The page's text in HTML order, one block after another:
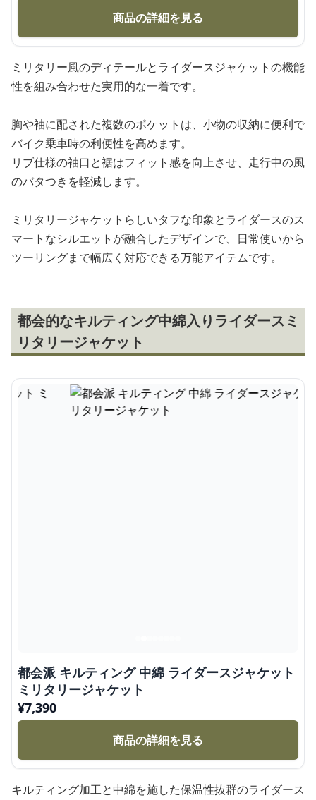
商品の詳細を見る
ミリタリー風のディテールとライダースジャケットの機能
性を組み合わせた実用的な一着です。
胸や袖に配された複数のポケットは、小物の収納に便利で
バイク乗車時の利便性を高めます。
リブ仕様の袖口と裾はフィット感を向上させ、走行中の風
のバタつきを軽減します。
ミリタリージャケットらしいタフな印象とライダースのス
マートなシルエットが融合したデザインで、日常使いから
ツーリングまで幅広く対応できる万能アイテムです。
都会的なキルティング中綿入りライダースミ
リタリージャケット
都会派 キルティング 中綿 ライダースジャケット
ミリタリージャケット
¥7,390
商品の詳細を見る
キルティング加工と中綿を施した保温性抜群のライダース